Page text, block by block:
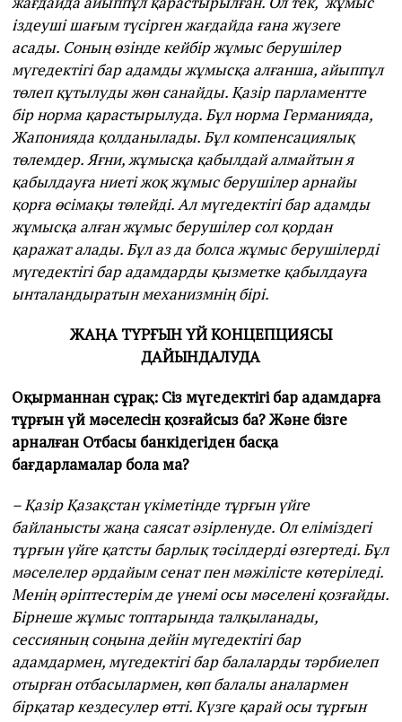
іздеуші шағым түсірген жағдайда ғана жүзеге
асады. Соның өзінде кейбір жұмыс берушілер
мүгедектігі бар адамды жұмысқа алғанша, айыппұл
төлеп құтылуды жөн санайды. Қазір парламентте
бір норма қарастырылуда. Бұл норма Германияда,
Жапонияда қолданылады. Бұл компенсациялық
төлемдер. Яғни, жұмысқа қабылдай алмайтын я
қабылдауға ниеті жоқ жұмыс берушілер арнайы
қорға өсімақы төлейді. Ал мүгедектігі бар адамды
жұмысқа алған жұмыс берушілер сол қордан
қаражат алады. Бұл аз да болса жұмыс берушілерді
мүгедектігі бар адамдарды қызметке қабылдауға
ынталандыратын механизмнің бірі.
ЖАҢА ТҮРҒЫН ҮЙ КОНЦЕПЦИЯСЫ
ДАЙЫНДАЛУДА
Оқырманнан сұрақ: Сіз мүгедектігі бар адамдарға
тұрғын үй мәселесін қозғайсыз ба? Және бізге
арналған Отбасы банкідегіден басқа
бағдарламалар бола ма?
– Қазір Қазақстан үкіметінде тұрғын үйге
байланысты жаңа саясат әзірленуде. Ол еліміздегі
тұрғын үйге қатсты барлық тәсілдерді өзгертеді. Бұл
мәселелер әрдайым сенат пен мәжілісте көтеріледі.
Менің әріптестерім де үнемі осы мәселені қозғайды.
Бірнеше жұмыс топтарында талқыланады,
сессияның соңына дейін мүгедектігі бар
адамдармен, мүгедектігі бар балаларды тәрбиелеп
отырған отбасылармен, көп балалы аналармен
бірқатар кездесулер өтті. Күзге қарай осы тұрғын